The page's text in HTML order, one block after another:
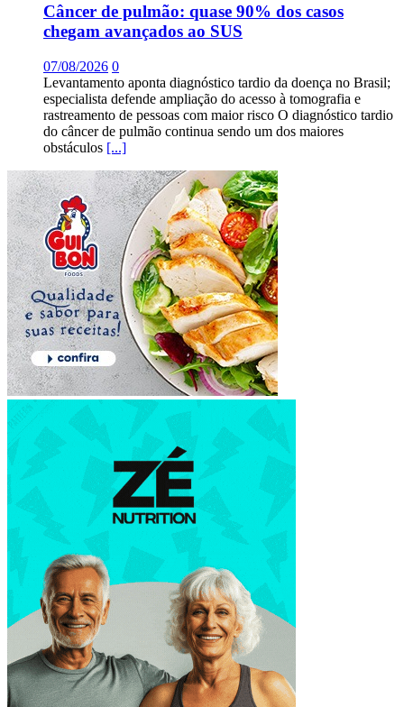
Câncer de pulmão: quase 90% dos casos
chegam avançados ao SUS
07/08/2026 0
Levantamento aponta diagnóstico tardio da doença no Brasil;
especialista defende ampliação do acesso à tomografia e
rastreamento de pessoas com maior risco O diagnóstico tardio
do câncer de pulmão continua sendo um dos maiores
obstáculos [...]